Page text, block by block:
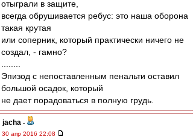
отыграли в защите,
всегда обрушивается ребус: это наша оборона
такая крутая
или соперник, который практически ничего не
создал, - гамно?
Эпизод с непоставленным пенальти оставил
большой осадок, который
не дает порадоваться в полную грудь.
jacha -
30 апр 2016 22:08